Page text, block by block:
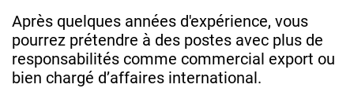
Après quelques années d'expérience, vous
pourrez prétendre à des postes avec plus de
responsabilités comme commercial export ou
bien chargé d’affaires international.